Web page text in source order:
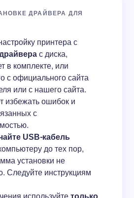
ДРАЙВЕРА ДЛЯ
принтера с
с диска,
в комплекте, или
с официального сайта
или с нашего сайта.
избежать ошибок и
с
USB-кабель
до тех пор,
установки не
Следуйте инструкциям